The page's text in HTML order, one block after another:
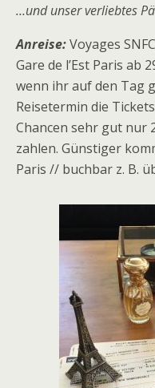
…und unser verliebtes
Anreise:Voyages
Gare de l’Est Paris ab
wenn ihr auf den Tag
Reisetermin die
Chancen sehr gut nur
zahlen. Günstiger
Paris // buchbar z. B.